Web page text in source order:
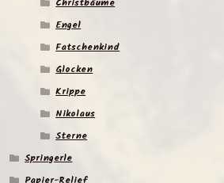
Engel
Fatschenkind
Glocken
Krippe
Nikolaus
Sterne
Springerle